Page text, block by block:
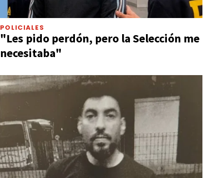
POLICIALES
"Les pido perdón, pero la Selección me
necesitaba"